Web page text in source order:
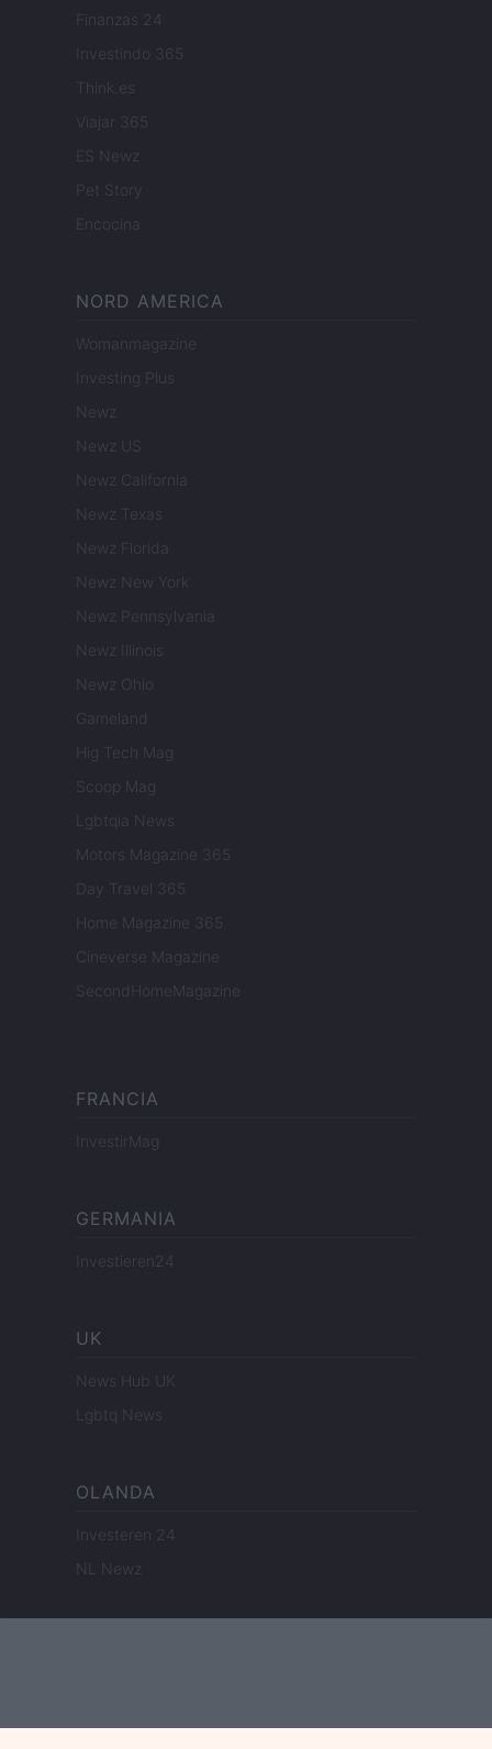
Finanzas 24
Investindo 365
Think.es
Viajar 365
ES Newz
Pet Story
Encocina
NORD AMERICA
Womanmagazine
Investing Plus
Newz
Newz US
Newz California
Newz Texas
Newz Florida
Newz New York
Newz Pennsylvania
Newz Illinois
Newz Ohio
Gameland
Hig Tech Mag
Scoop Mag
Lgbtqia News
Motors Magazine 365
Day Travel 365
Home Magazine 365
Cineverse Magazine
SecondHomeMagazine
FRANCIA
InvestirMag
GERMANIA
Investieren24
UK
News Hub UK
Lgbtq News
OLANDA
Investeren 24
NL Newz